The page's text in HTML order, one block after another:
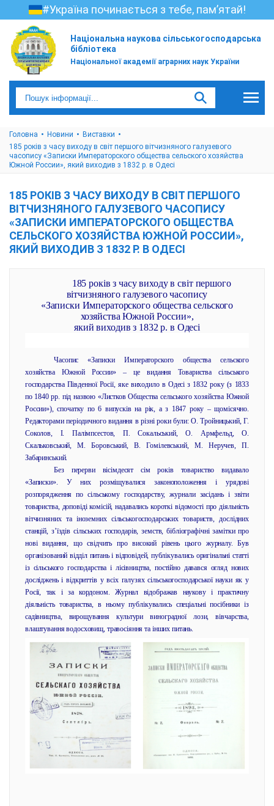
#Україна починається з тебе, пам’ятай!
Національна наукова сільськогосподарська
бібліотека
Національної академії аграрних наук України
Головна Новини
Виставки
185 років з часу виходу в світ першого вітчизняного галузевого
часопису «Записки Императорского общества сельского хозяйства
Южной России», який виходив з 1832 р. в Одесі
185 РОКІВ З ЧАСУ ВИХОДУ В СВІТ ПЕРШОГО
ВІТЧИЗНЯНОГО ГАЛУЗЕВОГО ЧАСОПИСУ
«ЗАПИСКИ ИМПЕРАТОРСКОГО ОБЩЕСТВА
СЕЛЬСКОГО ХОЗЯЙСТВА ЮЖНОЙ РОССИИ»,
ЯКИЙ ВИХОДИВ З 1832 Р. В ОДЕСІ
185 років з часу виходу в світ першого
вітчизняного галузевого часопису
«Записки Императорского общества сельского
хозяйства Южной России»,
який виходив з 1832 р. в Одесі
Часопис «Записки Императорского общества сельского
хозяйства Южной России» – це видання Товариства сільського
господарства Південної Росії, яке виходило в Одесі з 1832 року (з 1833
по 1840 рр. під назвою «Листков Общества сельського хозяйства Южной
России»), спочатку по 6 випусків на рік, а з 1847 року – щомісячно.
Редакторами періодичного видання в різні роки були: О. Тройницький, Г.
Соколов, І. Палімпсестов, П. Сокальський, О. Армфельд, О.
Скальковський, М. Боровський, В. Гомілевський, М. Неручев, П.
Забаринський.
Без перерви вісімдесят сім років товариство видавало
«Записки». У них розміщувалися законоположення і урядові
розпорядження по сільському господарству, журнали засідань і звіти
товариства, доповіді комісій, надавались короткі відомості про діяльність
вітчизняних та іноземних сільськогосподарських товариств, дослідних
станцій, з’їздів сільських господарів, земств, бібліографічні замітки про
нові видання, що свідчить про високий рівень цього журналу. Був
організований відділ питань і відповідей, публікувались оригінальні статті
із сільського господарства і лісівництва, постійно давався огляд нових
досліджень і відкриттів у всіх галузях сільськогосподарської науки як у
Росії, так і за кордоном. Журнал відображав наукову і практичну
діяльність товариства, в ньому публікувались спеціальні посібники із
садівництва, вирощування культури виноградної лози, вівчарства,
влаштування водосховищ, травосіяння та інших питань.